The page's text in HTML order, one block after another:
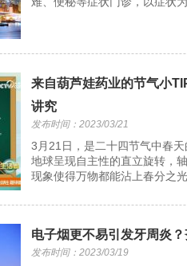
来自葫芦娃药业的节气小
讲究
发布时间：2023/03/21
3月21日，是二十四节气中春
地球呈现自主性的直立旋转，
现象使得万物都能沾上春分之
电子烟更不易引发牙周炎
发布时间：2023/03/19